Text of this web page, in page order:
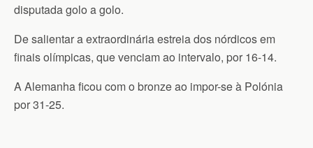
disputada golo a golo.
De salientar a extraordinária estreia dos nórdicos em
finais olímpicas, que venciam ao intervalo, por 16-14.
A Alemanha ficou com o bronze ao impor-se à Polónia
por 31-25.